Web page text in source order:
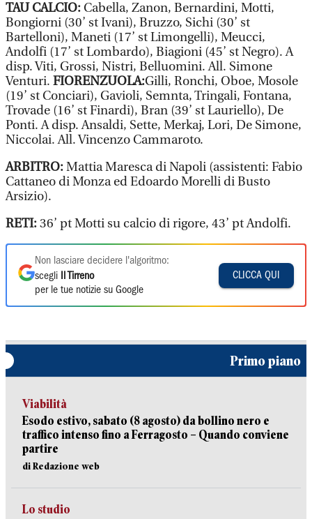
TAU CALCIO: Cabella, Zanon, Bernardini, Motti,
Bongiorni (30’ st Ivani), Bruzzo, Sichi (30’ st
Bartelloni), Maneti (17’ st Limongelli), Meucci,
Andolfi (17’ st Lombardo), Biagioni (45’ st Negro). A
disp. Viti, Grossi, Nistri, Belluomini. All. Simone
Venturi. FIORENZUOLA:Gilli, Ronchi, Oboe, Mosole
(19’ st Conciari), Gavioli, Semnta, Tringali, Fontana,
Trovade (16’ st Finardi), Bran (39’ st Lauriello), De
Ponti. A disp. Ansaldi, Sette, Merkaj, Lori, De Simone,
Niccolai. All. Vincenzo Cammaroto.
ARBITRO:Mattia Maresca di Napoli (assistenti: Fabio
Cattaneo di Monza ed Edoardo Morelli di Busto
Arsizio).
RETI:36’ pt Motti su calcio di rigore, 43’ pt Andolfi.
Non lasciare decidere l'algoritmo:
scegli
Il Tirreno
per le tue notizie su Google
CLICCA QUI
Primo piano
Viabilità
Esodo estivo, sabato (8 agosto) da bollino nero e
traffico intenso fino a Ferragosto – Quando conviene
partire
di Redazione web
Lo studio